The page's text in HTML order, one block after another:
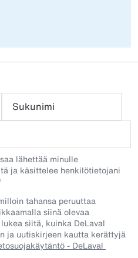
Sukunimi
lähettää minulle
ja käsittelee henkilötietojani
tahansa peruuttaa
siinä olevaa
siitä, kuinka DeLaval
ja uutiskirjeen kautta kerättyjä
- DeLaval